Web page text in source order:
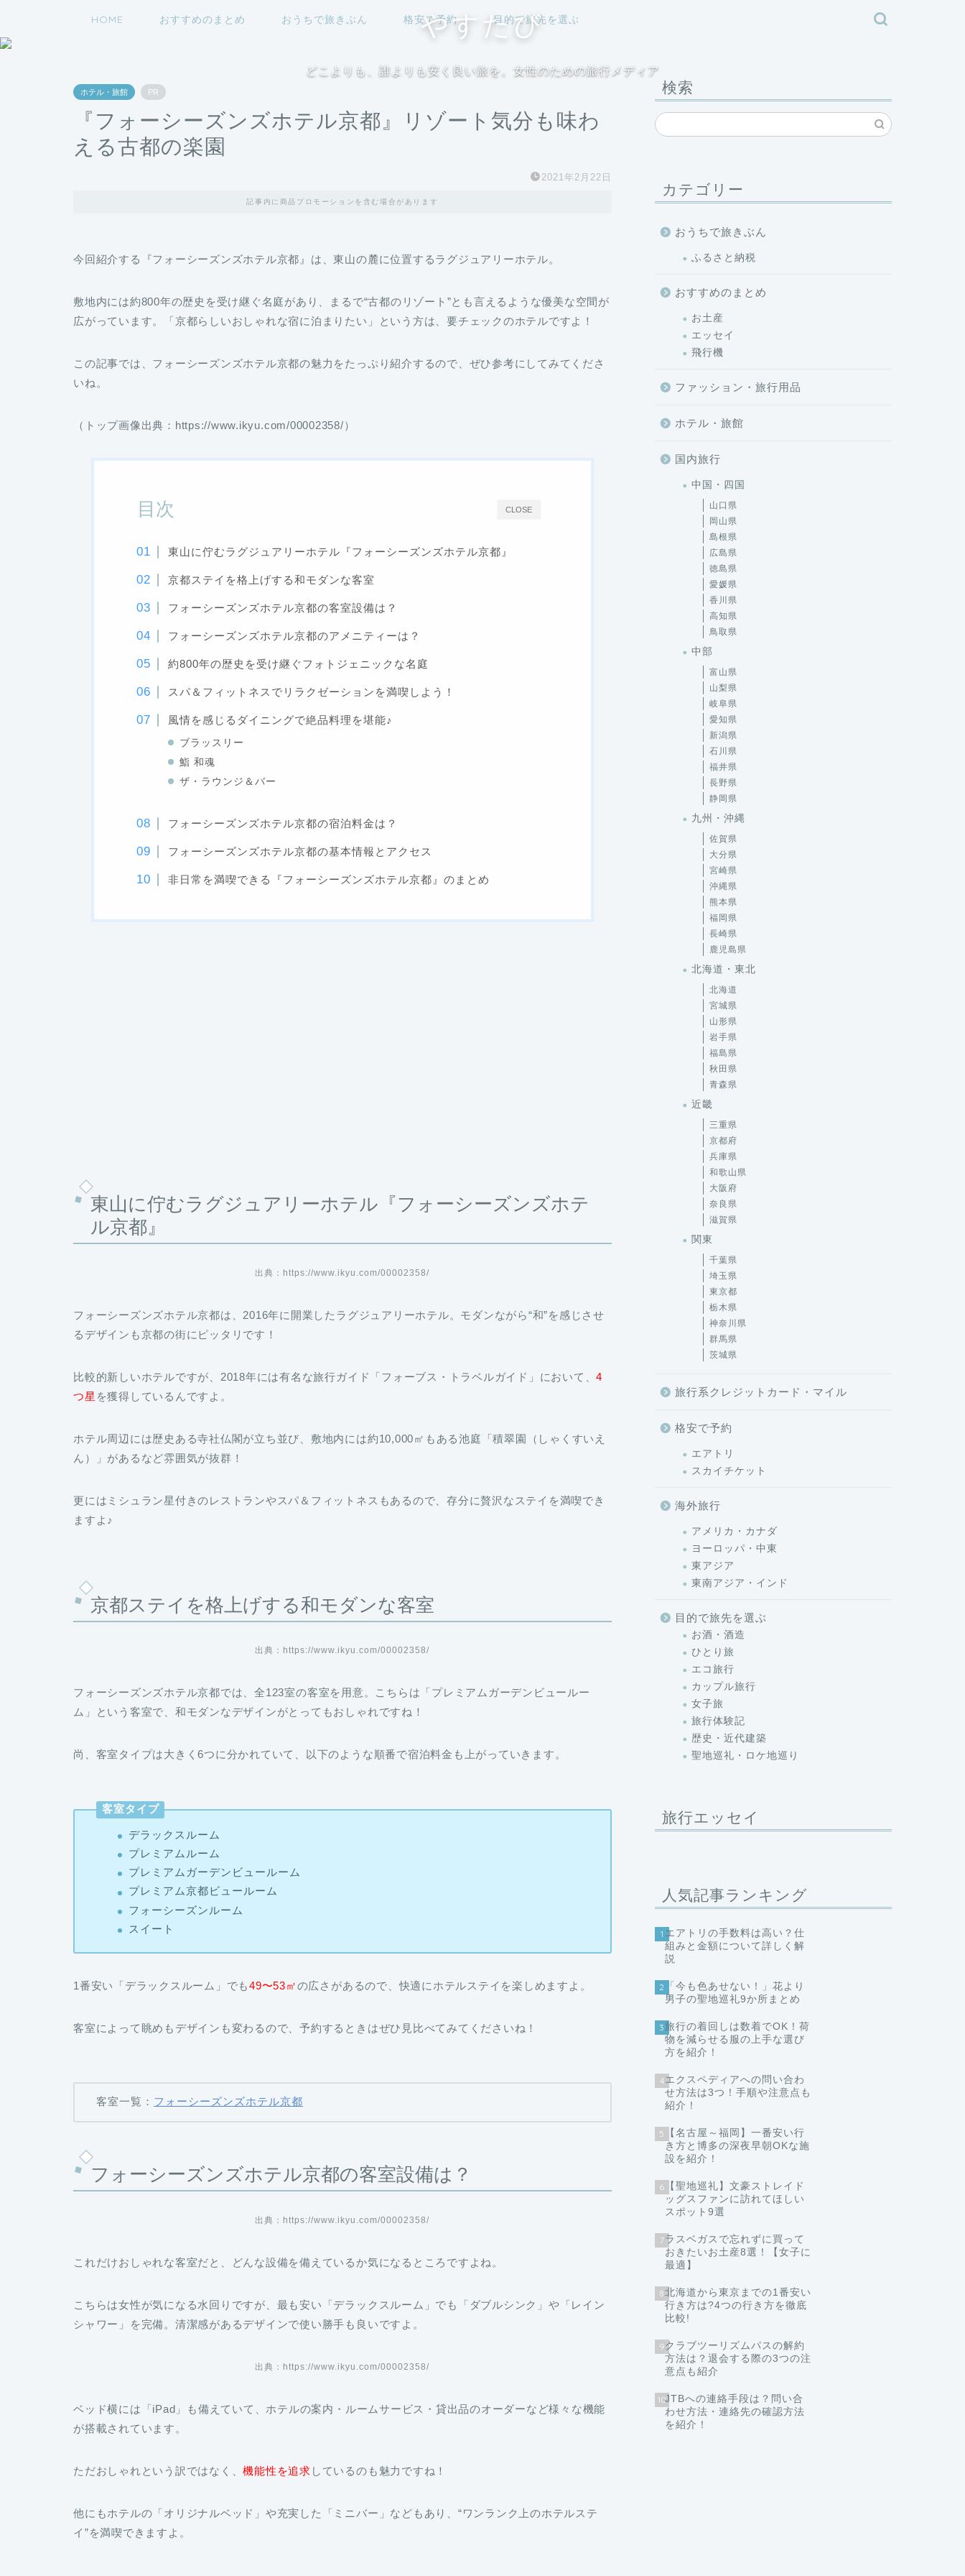
HOME おすすめのまとめ おうちで旅きぶん 格安で予約 目的で旅先を選ぶ
やすたび
どこよりも、誰よりも安く良い旅を。女性のための旅行メディア
ホテル・旅館 PR
『フォーシーズンズホテル京都』リゾート気分も味わ
える古都の楽園
2021年2月22日
記事内に商品プロモーションを含む場合があります
今回紹介する『フォーシーズンズホテル京都』は、東山の麓に位置するラグジュアリーホテル。
敷地内には約800年の歴史を受け継ぐ名庭があり、まるで“古都のリゾート”とも言えるような優美な空間が
広がっています。「京都らしいおしゃれな宿に泊まりたい」という方は、要チェックのホテルですよ！
この記事では、フォーシーズンズホテル京都の魅力をたっぷり紹介するので、ぜひ参考にしてみてくださ
いね。
（トップ画像出典：https://www.ikyu.com/00002358/）
CLOSE
目次
東山に佇むラグジュアリーホテル『フォーシーズンズホテル京都』
京都ステイを格上げする和モダンな客室
フォーシーズンズホテル京都の客室設備は？
フォーシーズンズホテル京都のアメニティーは？
約800年の歴史を受け継ぐフォトジェニックな名庭
スパ＆フィットネスでリラクゼーションを満喫しよう！
風情を感じるダイニングで絶品料理を堪能♪
ブラッスリー
鮨 和魂
ザ・ラウンジ＆バー
フォーシーズンズホテル京都の宿泊料金は？
フォーシーズンズホテル京都の基本情報とアクセス
非日常を満喫できる『フォーシーズンズホテル京都』のまとめ
東山に佇むラグジュアリーホテル『フォーシーズンズホテ
ル京都』
出典：https://www.ikyu.com/00002358/
フォーシーズンズホテル京都は、2016年に開業したラグジュアリーホテル。モダンながら“和”を感じさせ
るデザインも京都の街にピッタリです！
比較的新しいホテルですが、2018年には有名な旅行ガイド「フォーブス・トラベルガイド」において、4
つ星 を獲得しているんですよ。
ホテル周辺には歴史ある寺社仏閣が立ち並び、敷地内には約10,000㎡もある池庭「積翠園（しゃくすいえ
ん）」があるなど雰囲気が抜群！
更にはミシュラン星付きのレストランやスパ＆フィットネスもあるので、存分に贅沢なステイを満喫でき
ますよ♪
京都ステイを格上げする和モダンな客室
出典：https://www.ikyu.com/00002358/
フォーシーズンズホテル京都では、全123室の客室を用意。こちらは「プレミアムガーデンビュールー
ム」という客室で、和モダンなデザインがとってもおしゃれですね！
尚、客室タイプは大きく6つに分かれていて、以下のような順番で宿泊料金も上がっていきます。
客室タイプ
デラックスルーム
プレミアムルーム
プレミアムガーデンビュールーム
プレミアム京都ビュールーム
フォーシーズンルーム
スイート
1番安い「デラックスルーム」でも49〜53㎡の広さがあるので、快適にホテルステイを楽しめますよ。
客室によって眺めもデザインも変わるので、予約するときはぜひ見比べてみてくださいね！
客室一覧： フォーシーズンズホテル京都
フォーシーズンズホテル京都の客室設備は？
出典：https://www.ikyu.com/00002358/
これだけおしゃれな客室だと、どんな設備を備えているか気になるところですよね。
こちらは女性が気になる水回りですが、最も安い「デラックスルーム」でも「ダブルシンク」や「レイン
シャワー」を完備。清潔感があるデザインで使い勝手も良いですよ。
出典：https://www.ikyu.com/00002358/
ベッド横には「iPad」も備えていて、ホテルの案内・ルームサービス・貸出品のオーダーなど様々な機能
が搭載されています。
ただおしゃれという訳ではなく、機能性を追求 しているのも魅力ですね！
他にもホテルの「オリジナルベッド」や充実した「ミニバー」などもあり、“ワンランク上のホテルステ
イ”を満喫できますよ。
検索
カテゴリー
おうちで旅きぶん
ふるさと納税
おすすめのまとめ
お土産
エッセイ
飛行機
ファッション・旅行用品
ホテル・旅館
国内旅行
中国・四国
山口県
岡山県
島根県
広島県
徳島県
愛媛県
香川県
高知県
鳥取県
中部
富山県
山梨県
岐阜県
愛知県
新潟県
石川県
福井県
長野県
静岡県
九州・沖縄
佐賀県
大分県
宮崎県
沖縄県
熊本県
福岡県
長崎県
鹿児島県
北海道・東北
北海道
宮城県
山形県
岩手県
福島県
秋田県
青森県
近畿
三重県
京都府
兵庫県
和歌山県
大阪府
奈良県
滋賀県
関東
千葉県
埼玉県
東京都
栃木県
神奈川県
群馬県
茨城県
旅行系クレジットカード・マイル
格安で予約
エアトリ
スカイチケット
海外旅行
アメリカ・カナダ
ヨーロッパ・中東
東アジア
東南アジア・インド
目的で旅先を選ぶ
お酒・酒造
ひとり旅
エコ旅行
カップル旅行
女子旅
旅行体験記
歴史・近代建築
聖地巡礼・ロケ地巡り
旅行エッセイ
人気記事ランキング
1 エアトリの手数料は高い？仕
組みと金額について詳しく解
説
2 「今も色あせない！」花より
男子の聖地巡礼9か所まとめ
3旅行の着回しは数着でOK！荷
物を減らせる服の上手な選び
方を紹介！
4エクスペディアへの問い合わ
せ方法は3つ！手順や注意点も
紹介！
5 【名古屋～福岡】一番安い行
き方と博多の深夜早朝OKな施
設を紹介！
6 【聖地巡礼】文豪ストレイド
ッグスファンに訪れてほしい
スポット9選
7ラスベガスで忘れずに買って
おきたいお土産8選！【女子に
最適】
8北海道から東京までの1番安い
行き方は?4つの行き方を徹底
比較!
9 クラブツーリズムパスの解約
方法は？退会する際の3つの注
意点も紹介
10JTBへの連絡手段は？問い合
わせ方法・連絡先の確認方法
を紹介！